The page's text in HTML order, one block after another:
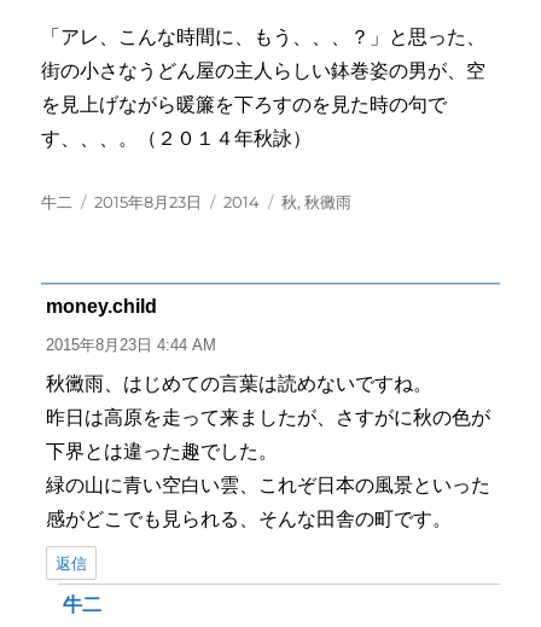
「アレ、こんな時間に、もう、、、？」と思った、
街の小さなうどん屋の主人らしい鉢巻姿の男が、空
を見上げながら暖簾を下ろすのを見た時の句で
す、、、。（２０１４年秋詠）
投
牛二
投
2015年8月23日
カ
2014
タ
秋,秋黴雨
money.child
り:
2015年8月23日 4:44 AM
秋黴雨、はじめての言葉は読めないですね。
昨日は高原を走って来ましたが、さすがに秋の色が
下界とは違った趣でした。
緑の山に青い空白い雲、これぞ日本の風景といった
感がどこでも見られる、そんな田舎の町です。
返信
牛二よ